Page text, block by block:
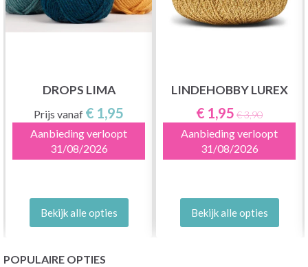
DROPS LIMA
Prijs vanaf € 1,95
Aanbieding verloopt
31/08/2026
Bekijk alle opties
LINDEHOBBY LUREX
€ 1,95 € 3,90
Aanbieding verloopt
31/08/2026
Bekijk alle opties
POPULAIRE OPTIES